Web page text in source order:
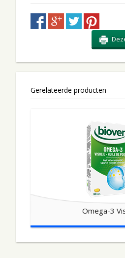
Gerelateerde producten
Omega-3